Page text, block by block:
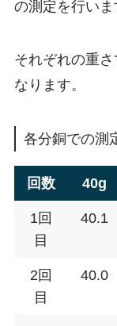
の測定を行いま
それぞれの重
なります。
各分銅での測
回数 40g
1回
目
40.1
2回
目
40.0